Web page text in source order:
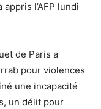
l’AFP lundi
de Paris a
pour violences
une incapacité
un délit pour